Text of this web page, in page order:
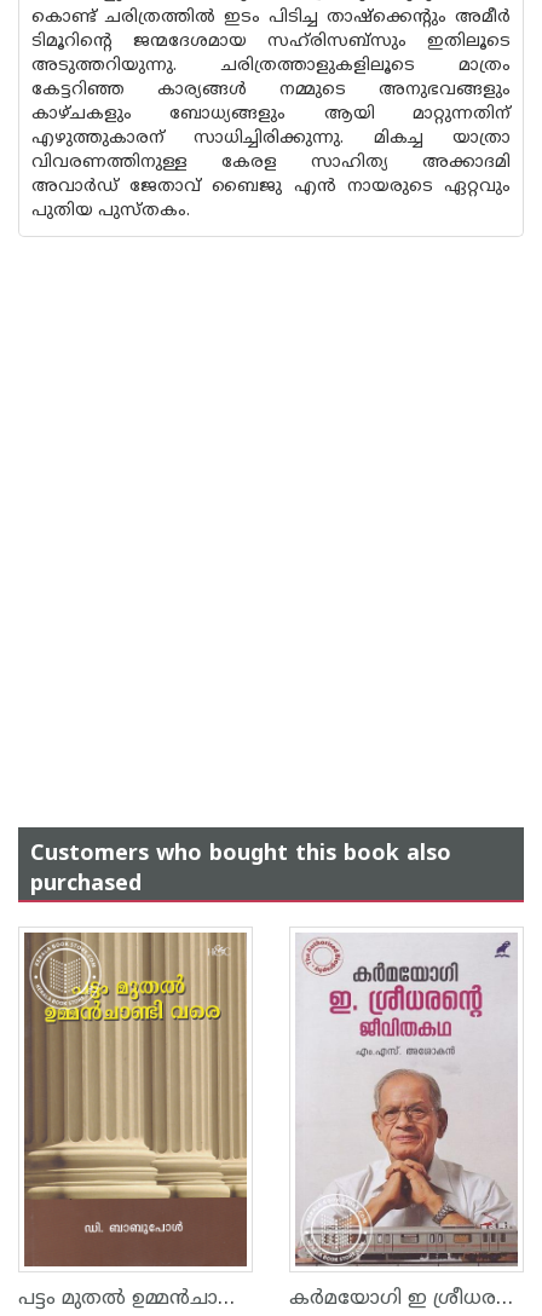
കൊണ്ട് ചരിത്രത്തില്‍ ഇടം പിടിച്ച താഷ്‌ക്കെന്റും അമീര്‍
ടിമൂറിന്റെ ജന്മദേശമായ സഹ്‌രിസബ്‌സും ഇതിലൂടെ
അടുത്തറിയുന്നു. ചരിത്രത്താളുകളിലൂടെ മാത്രം
കേട്ടറിഞ്ഞ കാര്യങ്ങള്‍ നമ്മുടെ അനുഭവങ്ങളും
കാഴ്ചകളും ബോധ്യങ്ങളും ആയി മാറ്റുന്നതിന്
എഴുത്തുകാരന് സാധിച്ചിരിക്കുന്നു. മികച്ച യാത്രാ
വിവരണത്തിനുള്ള കേരള സാഹിത്യ അക്കാദമി
അവാര്‍ഡ് ജേതാവ് ബൈജു എന്‍ നായരുടെ ഏറ്റവും
പുതിയ പുസ്തകം.
Customers who bought this book also
purchased
പട്ടം മുതല്‍ ഉമ്മ‌ന്‍‌ചാണ്ടി വരെ കര്‍മയോഗി ഇ ശ്രീധരന്റെ ജീവിതകഥ